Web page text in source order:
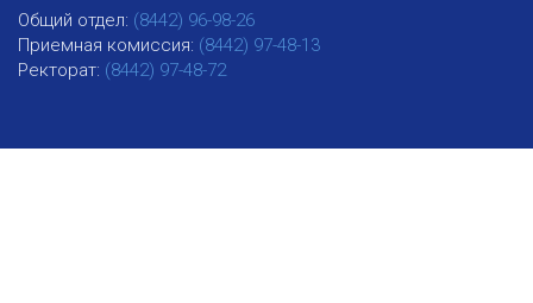
Общий отдел: (8442) 96-98-26
Приемная комиссия: (8442) 97-48-13
Ректорат: (8442) 97-48-72